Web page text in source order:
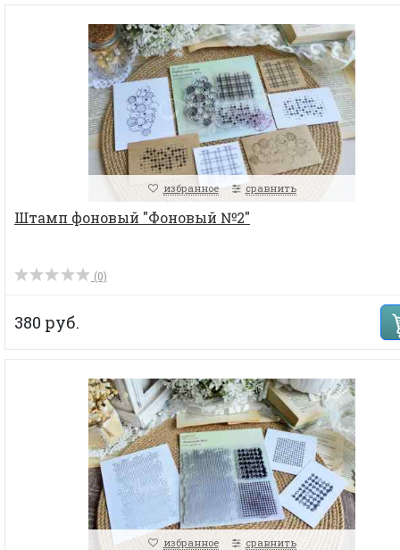
избранное сравнить
Штамп фоновый "Фоновый №2"
(0)
380 руб.
избранное сравнить